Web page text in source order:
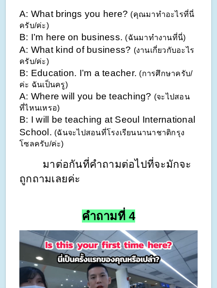
A: What brings you here? (คุณมาทำอะไรที่นี่
ครับ/ค่ะ)
B: I’m here on business. (ฉันมาทำงานที่นี่)
A: What kind of business? (งานเกี่ยวกับอะไร
ครับ/ค่ะ)
B: Education. I’m a teacher. (การศึกษาครับ/
ค่ะ ฉันเป็นครู)
A: Where will you be teaching? (จะไปสอน
ที่ไหนเหรอ)
B: I will be teaching at Seoul International
School. (ฉันจะไปสอนที่โรงเรียนนานาชาติกรุง
โซลครับ/ค่ะ)
มาต่อกันที่คำถามต่อไปที่จะมักจะ
ถูกถามเลยค่ะ
คำถามที่ 4